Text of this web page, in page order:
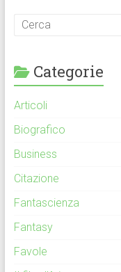
Categorie
Articoli
Biografico
Business
Citazione
Fantascienza
Fantasy
Favole